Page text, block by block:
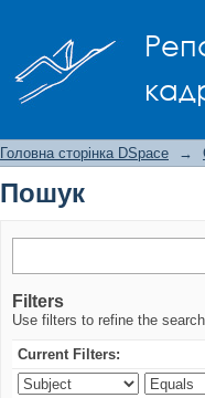
Головна сторінка DSpace →
Пошук
Filters
Use filters to refine the
Current Filters: